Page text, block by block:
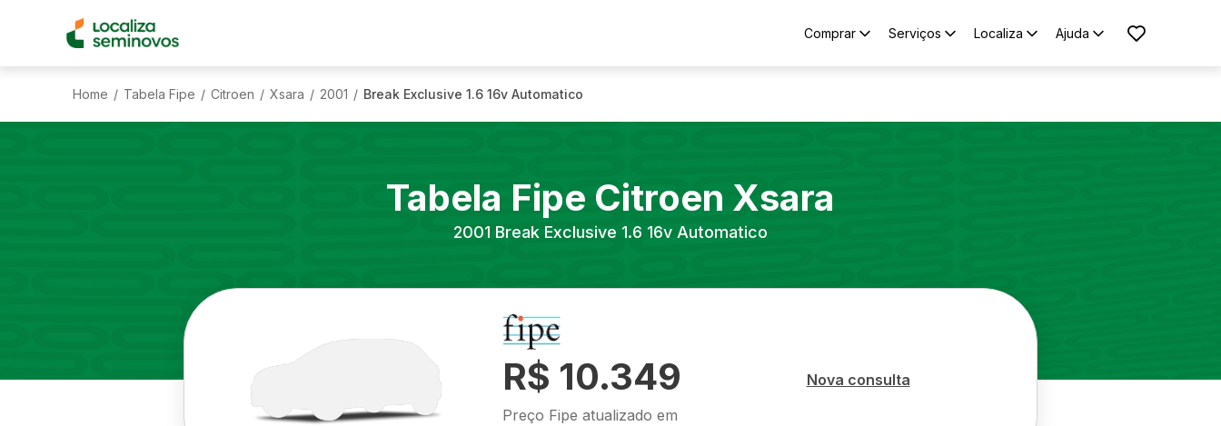
Comprar Serviços Localiza Ajuda
Home / Tabela Fipe / Citroen / Xsara / 2001 / Break Exclusive 1.6 16v Automatico
Tabela Fipe Citroen Xsara
2001 Break Exclusive 1.6 16v Automatico
R$ 10.349
Preço Fipe atualizado em
Nova consulta